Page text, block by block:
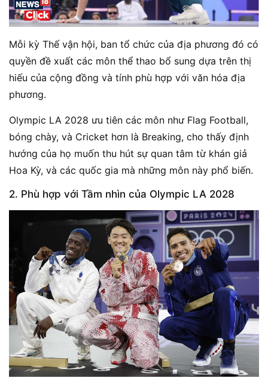
Mỗi kỳ Thế vận hội, ban tổ chức của địa phương đó có
quyền đề xuất các môn thể thao bổ sung dựa trên thị
hiếu của cộng đồng và tính phù hợp với văn hóa địa
phương.
Olympic LA 2028 ưu tiên các môn như Flag Football,
bóng chày, và Cricket hơn là Breaking, cho thấy định
hướng của họ muốn thu hút sự quan tâm từ khán giả
Hoa Kỳ, và các quốc gia mà những môn này phổ biến​.
2. Phù hợp với Tầm nhìn của Olympic LA 2028